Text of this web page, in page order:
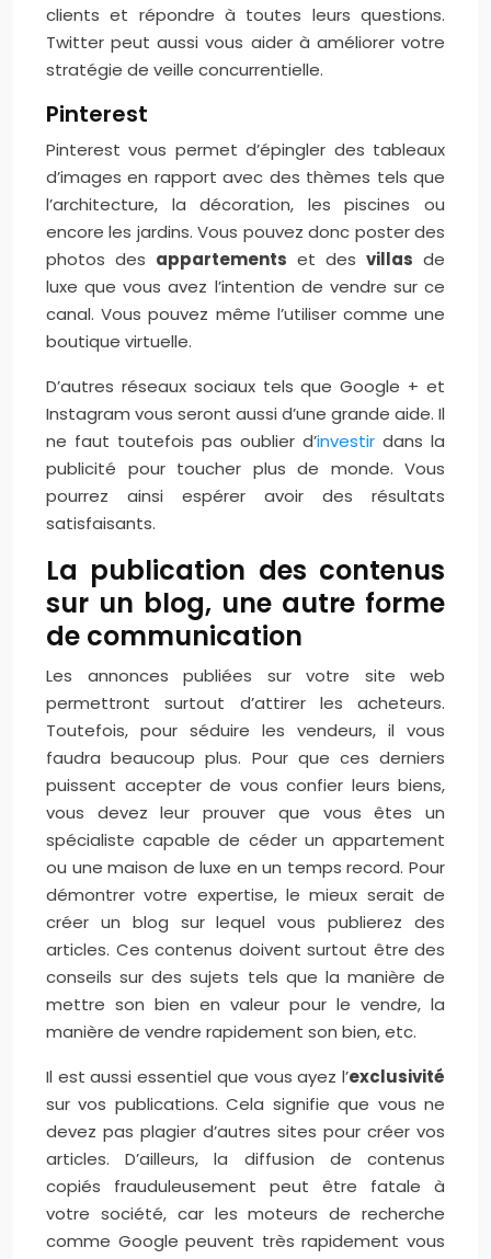
clients et répondre à toutes leurs questions.
Twitter peut aussi vous aider à améliorer votre
stratégie de veille concurrentielle.
Pinterest
Pinterest vous permet d’épingler des tableaux
d’images en rapport avec des thèmes tels que
l’architecture, la décoration, les piscines ou
encore les jardins. Vous pouvez donc poster des
photos des appartements et des villas de
luxe que vous avez l’intention de vendre sur ce
canal. Vous pouvez même l’utiliser comme une
boutique virtuelle.
D’autres réseaux sociaux tels que Google + et
Instagram vous seront aussi d’une grande aide. Il
ne faut toutefois pas oublier d’investir dans la
publicité pour toucher plus de monde. Vous
pourrez ainsi espérer avoir des résultats
satisfaisants.
La publication des contenus
sur un blog, une autre forme
de communication
Les annonces publiées sur votre site web
permettront surtout d’attirer les acheteurs.
Toutefois, pour séduire les vendeurs, il vous
faudra beaucoup plus. Pour que ces derniers
puissent accepter de vous confier leurs biens,
vous devez leur prouver que vous êtes un
spécialiste capable de céder un appartement
ou une maison de luxe en un temps record. Pour
démontrer votre expertise, le mieux serait de
créer un blog sur lequel vous publierez des
articles. Ces contenus doivent surtout être des
conseils sur des sujets tels que la manière de
mettre son bien en valeur pour le vendre, la
manière de vendre rapidement son bien, etc.
Il est aussi essentiel que vous ayez l’exclusivité
sur vos publications. Cela signifie que vous ne
devez pas plagier d’autres sites pour créer vos
articles. D’ailleurs, la diffusion de contenus
copiés frauduleusement peut être fatale à
votre société, car les moteurs de recherche
comme Google peuvent très rapidement vous